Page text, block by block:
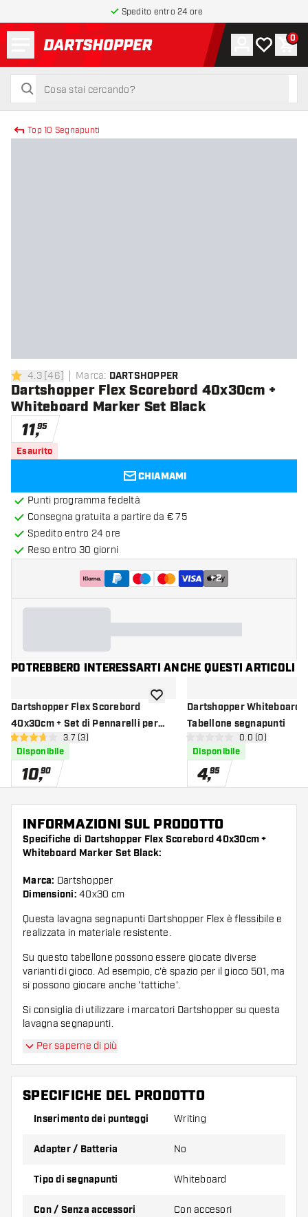
Spedito entro 24 ore
torna alla home page
cerca
cerca
Account
La mia0
Top 10 Segnapunti
4.3 stelle di valutazione
4.3[46] Marca: DARTSHOPPER
Dartshopper Flex Scorebord 40x30cm +
Whiteboard Marker Set Black
11,95
Esaurito
CHIAMAMI
Punti programma fedeltà
Consegna gratuita a partire da € 75
Spedito entro 24 ore
Reso entro 30 giorni
+2
POTREBBERO INTERESSARTI ANCHE QUESTI ARTICOLI
Dartshopper Flex Scorebord
40x30cm + Set di Pennarelli per
Lavagna Bianca Neroapri pannello recensioni
3.7 stelle di valutazione
3.7 (3)
Disponibile
10,90
aggiungi alla lista dei desideri
Dartshopper Whiteboard
Tabellone segnapunti
apri pannello
0 stelle di valutazione
0.0 (0)
Disponibile
4,95
INFORMAZIONI SUL PRODOTTO
Specifiche di Dartshopper Flex Scorebord 40x30cm +
Whiteboard Marker Set Black:
Marca: Dartshopper
Dimensioni: 40x30 cm
Questa lavagna segnapunti Dartshopper Flex è flessibile e
realizzata in materiale resistente.
Su questo tabellone possono essere giocate diverse
varianti di gioco. Ad esempio, c'è spazio per il gioco 501, ma
si possono giocare anche 'tattiche'.
Si consiglia di utilizzare i marcatori Dartshopper su questa
lavagna segnapunti.
Contenuti:
1 tabellone segnapunti Dartshopper Flex
4 pennarelli neri per lavagna
1 spray detergente per lavagne bianche
Per saperne di più
SPECIFICHE DEL PRODOTTO
Inserimento dei punteggi Writing
Adapter / Batteria No
Tipo di segnapunti Whiteboard
Con / Senza accessori Con accesori